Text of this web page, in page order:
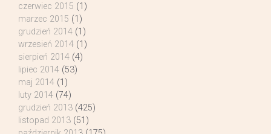
czerwiec 2015 (1)
marzec 2015 (1)
grudzień 2014 (1)
wrzesień 2014 (1)
sierpień 2014 (4)
lipiec 2014 (53)
maj 2014 (1)
luty 2014 (74)
grudzień 2013 (425)
listopad 2013 (51)